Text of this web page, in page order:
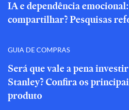
IA e dependência
compartilhar? Pesquisas
GUIA DE COMPRAS
Será que vale a pena
Stanley? Confira os
produto